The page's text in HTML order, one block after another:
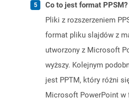
Co to jest format PPSM?
Pliki z rozszerzeniem
format pliku slajdów z
utworzony z Microsoft
wyższy. Kolejnym
jest PPTM, który różni
Microsoft PowerPoint w